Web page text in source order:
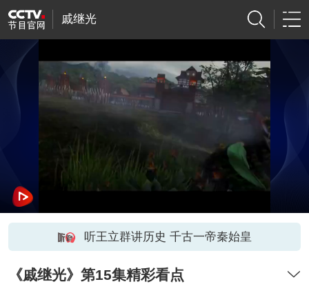
戚继光
听王立群讲历史 千古一帝秦始皇
《戚继光》第15集精彩看点